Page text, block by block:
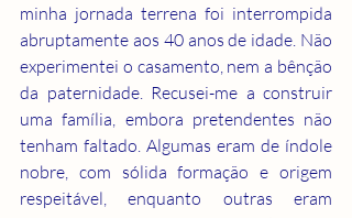
minha jornada terrena foi interrompida
abruptamente aos 40 anos de idade. Não
experimentei o casamento, nem a bênção
da paternidade. Recusei-me a construir
uma família, embora pretendentes não
tenham faltado. Algumas eram de índole
nobre, com sólida formação e origem
respeitável, enquanto outras eram